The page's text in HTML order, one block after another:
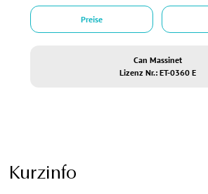
Preise
Can Massinet
Lizenz Nr.: ET-0360 E
Kurzinfo